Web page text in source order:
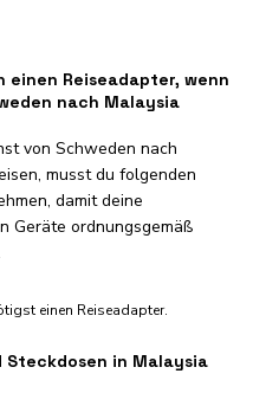
einen Reiseadapter, wenn
nach Malaysia
von Schweden nach
musst du folgenden
damit deine
Geräte ordnungsgemäß
einen Reiseadapter.
Steckdosen in Malaysia